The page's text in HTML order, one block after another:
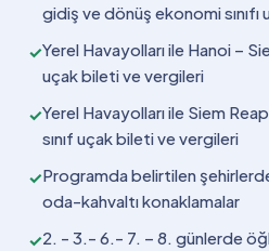
gidiş ve dönüş ekonomi
✓Yerel Havayolları ile Hanoi –
uçak bileti ve vergileri
✓Yerel Havayolları ile Siem
sınıf uçak bileti ve vergileri
✓Programda belirtilen
oda-kahvaltı konaklamalar
✓2. - 3.- 6.- 7. – 8. günlerde